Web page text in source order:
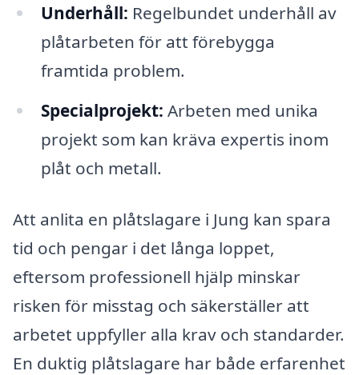
Underhåll: Regelbundet underhåll av
plåtarbeten för att förebygga
framtida problem.
Specialprojekt: Arbeten med unika
projekt som kan kräva expertis inom
plåt och metall.
Att anlita en plåtslagare i Jung kan spara
tid och pengar i det långa loppet,
eftersom professionell hjälp minskar
risken för misstag och säkerställer att
arbetet uppfyller alla krav och standarder.
En duktig plåtslagare har både erfarenhet